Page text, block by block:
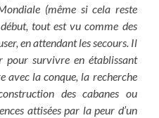
(même si cela reste
tout est vu comme des
en attendant les secours. Il
pour survivre en établissant
avec la conque, la recherche
des cabanes ou
attisées par la peur d’un